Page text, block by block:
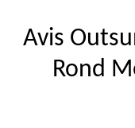
Avis
Rond